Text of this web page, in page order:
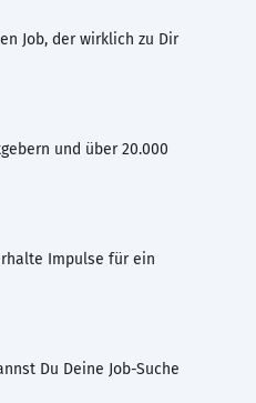
Job, der wirklich zu Dir
und über 20.000
Impulse für ein
Du Deine Job-Suche